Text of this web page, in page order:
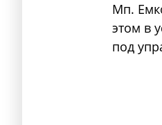
Мп.
этом в
под